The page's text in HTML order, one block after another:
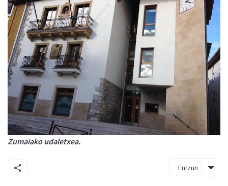
Zumaiako udaletxea.
Entzun